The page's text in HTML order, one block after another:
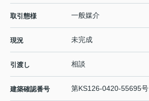
取引態様 一般媒介
現況 未完成
引渡し 相談
建築確認番号 第KS126-0420-55695号